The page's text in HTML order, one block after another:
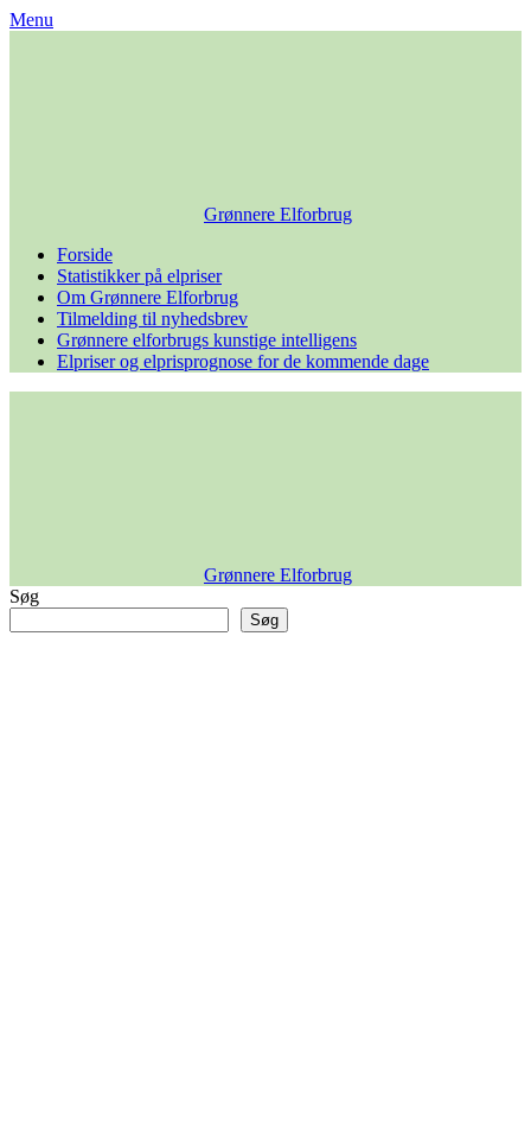
Skip
Menu
Grønnere Elforbrug
Forside
Statistikker på elpriser
Om Grønnere Elforbrug
Tilmelding til nyhedsbrev
Grønnere elforbrugs kunstige intelligens
Elpriser og elprisprognose for de kommende dage
Grønnere Elforbrug
Søg
Søg